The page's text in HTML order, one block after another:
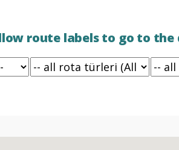
route labels to go to